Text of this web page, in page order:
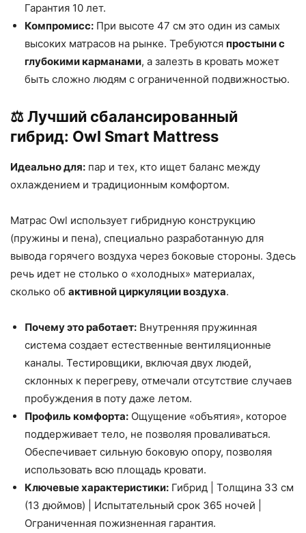
Гарантия 10 лет.
Компромисс: При высоте 47 см это один из самых
высоких матрасов на рынке. Требуются простыни с
глубокими карманами, а залезть в кровать может
быть сложно людям с ограниченной подвижностью.
⚖️ Лучший сбалансированный
гибрид: Owl Smart Mattress
Идеально для: пар и тех, кто ищет баланс между
охлаждением и традиционным комфортом.
Матрас Owl использует гибридную конструкцию
(пружины и пена), специально разработанную для
вывода горячего воздуха через боковые стороны. Здесь
речь идет не столько о «холодных» материалах,
сколько об активной циркуляции воздуха.
Почему это работает: Внутренняя пружинная
система создает естественные вентиляционные
каналы. Тестировщики, включая двух людей,
склонных к перегреву, отмечали отсутствие случаев
пробуждения в поту даже летом.
Профиль комфорта: Ощущение «объятия», которое
поддерживает тело, не позволяя проваливаться.
Обеспечивает сильную боковую опору, позволяя
использовать всю площадь кровати.
Ключевые характеристики: Гибрид | Толщина 33 см
(13 дюймов) | Испытательный срок 365 ночей |
Ограниченная пожизненная гарантия.